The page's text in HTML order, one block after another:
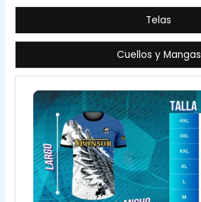
Telas
Cuellos y Mangas